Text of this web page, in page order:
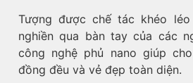
Tượng được chế tác khéo
nghiền qua bàn tay của các
công nghệ phủ nano giúp
đồng đều và vẻ đẹp toàn diện.